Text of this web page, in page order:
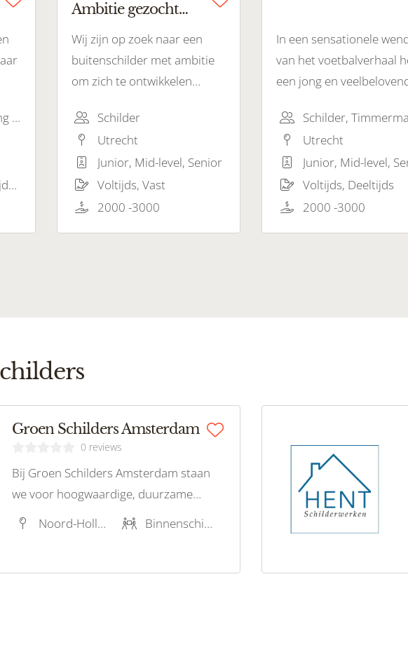
Schilder, BBL-Leerling (Schilder), Glaszetter
Voltijds, Deeltijds, Tijdelijk, Vast
Ambitie gezocht
Wij zijn op zoek naar een
buitenschilder met ambitie
om zich te ontwikkelen
buitenschilder ben je
verantwoordelijk voor het
schilderen en beschermen
van gevels, kozijnen en
andere buitenoppervlakken.
Schilder
Utrecht
Junior, Mid-level, Senior
Voltijds, Vast
2000 -3000
In een sensationele
van het voetbalverhaal
een jong en
weten te stelen tijdens
debuutwedstrijd
Utrecht
Junior, Mid-level,
Voltijds, Deeltijds
2000 -3000
Groen Schilders Amsterdam
0 reviews
Bij Groen Schilders Amsterdam staan
we voor hoogwaardige, duurzame
schilderoplossingen die zowel uw
en technieken, bieden wij professioneel
Noord-Holland Binnenschilderwerk, Buitenschilderwerk, Stucwerk, Restauratieschilderwerk, Houtrotreparatie